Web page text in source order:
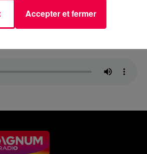
Accepter et fermer